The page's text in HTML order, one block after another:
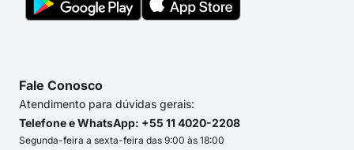
Fale Conosco
Atendimento para dúvidas gerais:
Telefone e WhatsApp: +55 11 4020-2208
Segunda-feira a sexta-feira das 9:00 às 18:00